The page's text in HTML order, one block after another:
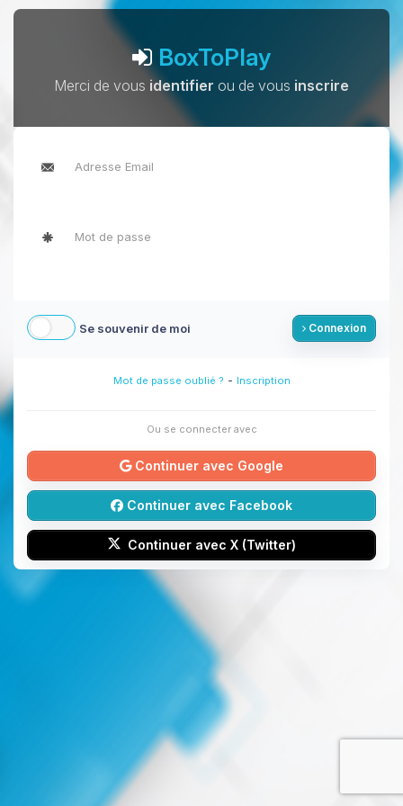
BoxToPlay
Merci de vous identifier ou de vous inscrire
Se souvenir de moi Connexion
Mot de passe oublié ? - Inscription
Ou se connecter avec
Continuer avec Google
Continuer avec Facebook
Continuer avec X (Twitter)